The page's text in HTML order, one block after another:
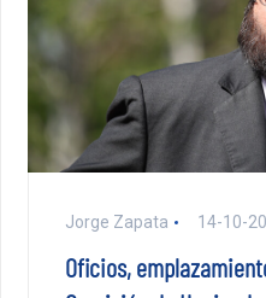
Jorge Zapata 14-10-
Oficios,